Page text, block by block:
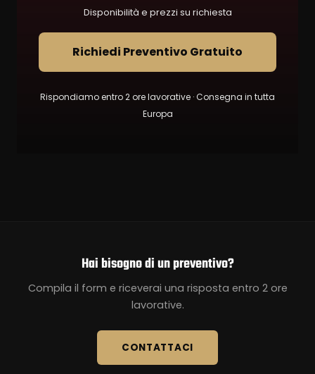
Disponibilità e prezzi su richiesta
Richiedi Preventivo Gratuito
Rispondiamo entro 2 ore lavorative · Consegna in tutta
Europa
Hai bisogno di un preventivo?
Compila il form e riceverai una risposta entro 2 ore
lavorative.
CONTATTACI